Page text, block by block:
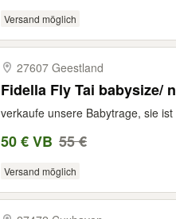
Versand möglich
27607 Geestland
Fidella Fly Tai babysize/
verkaufe unsere Babytrage, sie
50 € VB 55 €
Versand möglich